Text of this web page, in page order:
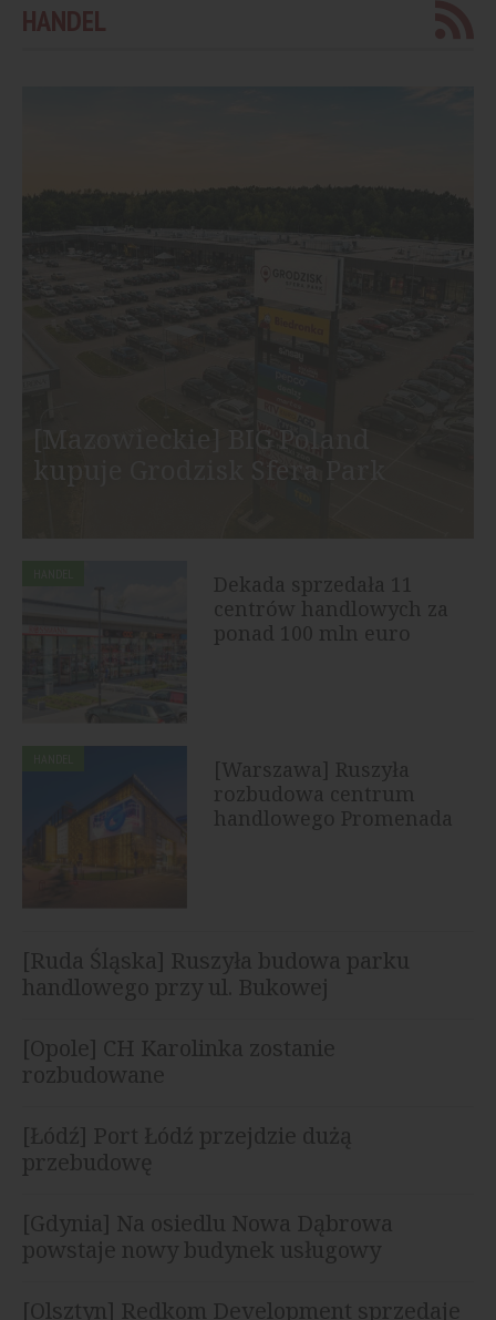
HANDEL
Dekada sprzedała 11
centrów handlowych za
ponad 100 mln euro
[Warszawa] Ruszyła
rozbudowa centrum
handlowego Promenada
[Ruda Śląska] Ruszyła budowa parku
handlowego przy ul. Bukowej
[Opole] CH Karolinka zostanie
rozbudowane
[Łódź] Port Łódź przejdzie dużą
przebudowę
[Gdynia] Na osiedlu Nowa Dąbrowa
powstaje nowy budynek usługowy
[Olsztyn] Redkom Development sprzedaje